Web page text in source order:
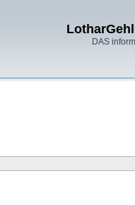
DAS